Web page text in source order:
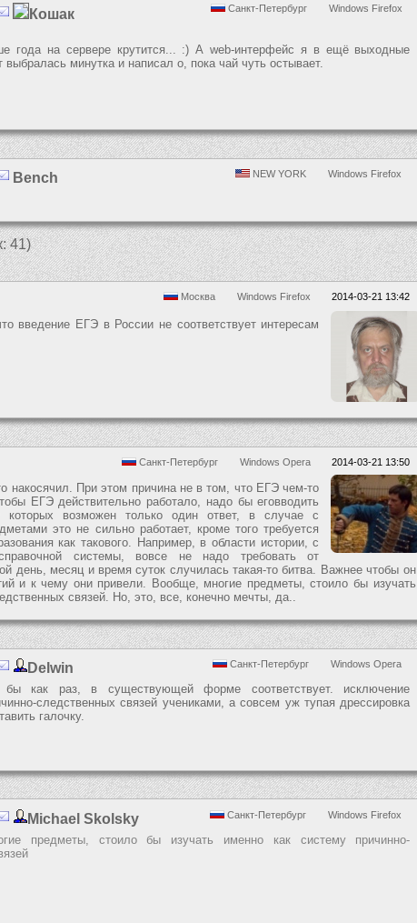
Windows Firefox
Санкт-Петербург
Кошак
года на сервере крутится... :) А web-интерфейс я в ещё выходные
выбралась минутка и написал о, пока чай чуть остывает.
Windows Firefox
NEW YORK
Bench
41)
2014-03-21 13:42
Windows Firefox
Москва
введение ЕГЭ в России не соответствует интересам
2014-03-21 13:50
Windows Opera
Санкт-Петербург
накосячил. При этом причина не в том, что ЕГЭ чем-то
ЕГЭ действительно работало, надо бы еговводить
возможен только один ответ, в случае с
это не сильно работает, кроме того требуется
как такового. Например, в области истории, с
системы, вовсе не надо требовать от
день, месяц и время суток случилась такая-то битва. Важнее чтобы он
и к чему они привели. Вообще, многие предметы, стоило бы изучать
связей. Но, это, все, конечно мечты, да..
Windows Opera
Санкт-Петербург
Delwin
как раз, в существующей форме соответствует. исключение
следственных связей учениками, а совсем уж тупая дрессировка
галочку.
Windows Firefox
Санкт-Петербург
Michael Skolsky
предметы, стоило бы изучать именно как систему причинно-